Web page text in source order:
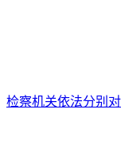
检察机关依法分别